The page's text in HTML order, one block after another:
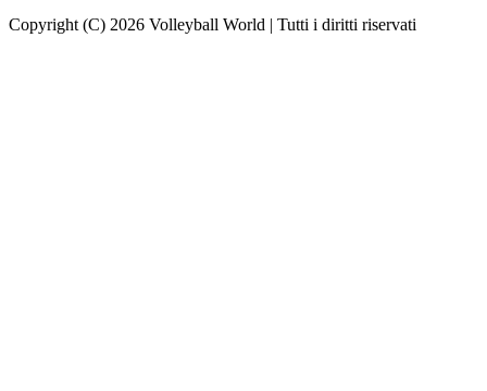
Copyright (C) 2026 Volleyball World | Tutti i diritti riservati